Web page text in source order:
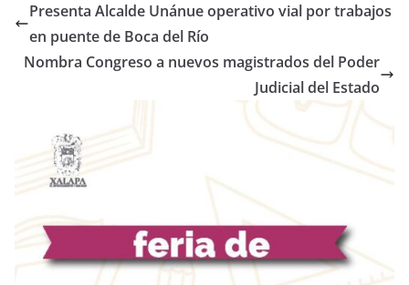
Presenta Alcalde Unánue operativo vial por trabajos
en puente de Boca del Río
Nombra Congreso a nuevos magistrados del Poder
Judicial del Estado